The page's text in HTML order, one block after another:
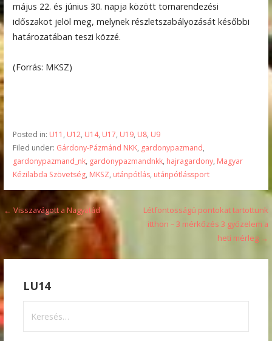
május 22. és június 30. napja között tornarendezési
időszakot jelöl meg, melynek részletszabályozását későbbi
határozatában teszi közzé.
(Forrás: MKSZ)
Posted in: U11 , U12, U14, U17, U19, U8, U9
Filed under: Gárdony-Pázmánd NKK, gardonypazmand,
gardonypazmand_nk, gardonypazmandnkk, hajragardony, Magyar
Kézilabda Szövetség, MKSZ, utánpótlás, utánpótlássport
Bejegyzés
navigáció
← Visszavágott a Nagyatád
Létfontosságú pontokat tartottunk
itthon – 3 mérkőzés 3 győzelem a
heti mérleg →
LU14